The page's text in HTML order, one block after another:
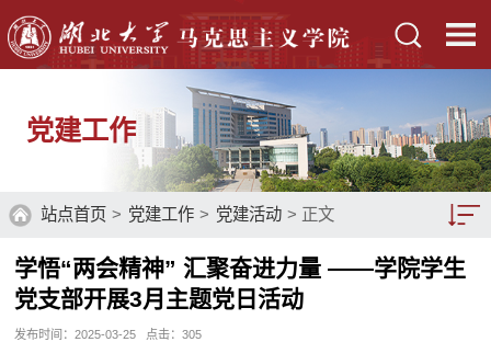
党建工作
站点首页 > 党建工作 > 党建活动 > 正文
党建活动
学悟“两会精神” 汇聚奋进力量 ——学院学生
党支部开展3月主题党日活动
发布时间：2025-03-25 点击：305